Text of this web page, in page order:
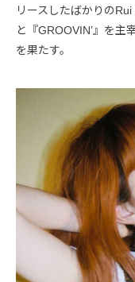
リースしたばかりの
と『GROOVIN’』を主
を果たす。